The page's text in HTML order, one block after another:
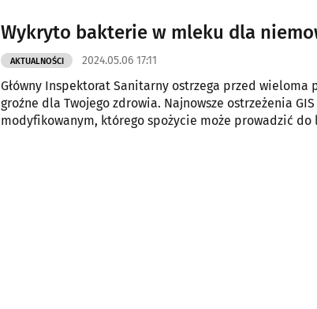
Wykryto bakterie w mleku dla
AKTUALNOŚCI 2024.05.06 17:11
Główny Inspektorat Sanitarny ostrzega przed
groźne dla Twojego zdrowia. Najnowsze ostrzeżenia
modyfikowanym, którego spożycie może prowadzić